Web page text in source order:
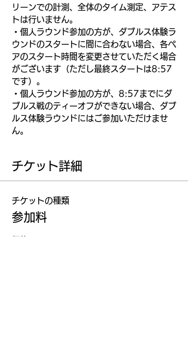
リーンでの計測、全体のタイム測定、アテス
トは行いません。
・個人ラウンド参加の方が、ダブルス体験ラ
ウンドのスタートに間に合わない場合、各ペ
アのスタート時間を変更させていただく場合
がございます（ただし最終スタートは8:57
です）。
・個人ラウンド参加の方が、8:57までにダ
ブルス戦のティーオフができない場合、ダブ
ルス体験ラウンドにはご参加いただけませ
ん。
チケット詳細
チケットの種類
参加料